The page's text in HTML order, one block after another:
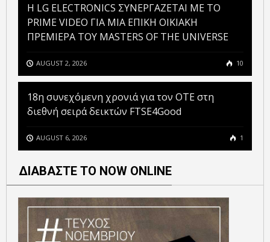
H LG ELECTRONICS ΣΥΝΕΡΓΑΖΕΤΑΙ ΜΕ ΤΟ
PRIME VIDEO ΓΙΑ ΜΙΑ ΕΠΙΚΗ ΟΙΚΙΑΚΗ
ΠΡΕΜΙΕΡΑ ΤΟΥ MASTERS OF THE UNIVERSE
AUGUST 2, 2026 10
18η συνεχόμενη χρονιά για τον ΟΤΕ στη
διεθνή σειρά δεικτών FTSE4Good
AUGUST 6, 2026 1
ΔΙΑΒΑΣΤΕ ΤΟ NOW ONLINE